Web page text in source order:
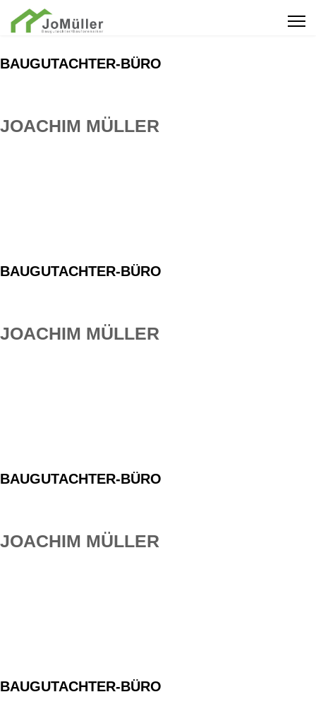
BAUGUTACHTER-BÜRO
JOACHIM MÜLLER
BAUGUTACHTER-BÜRO
JOACHIM MÜLLER
BAUGUTACHTER-BÜRO
JOACHIM MÜLLER
BAUGUTACHTER-BÜRO